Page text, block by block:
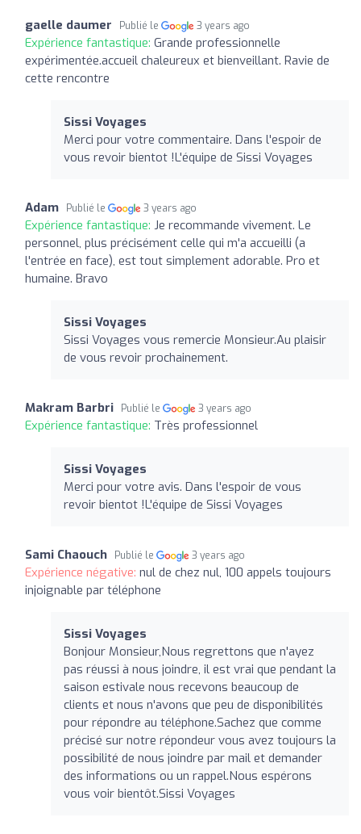
gaelle daumer Publié le 3 years ago
Expérience fantastique: Grande professionnelle
expérimentée.accueil chaleureux et bienveillant. Ravie de
cette rencontre
Sissi Voyages
Merci pour votre commentaire. Dans l'espoir de
vous revoir bientot !L'équipe de Sissi Voyages
Adam Publié le 3 years ago
Expérience fantastique: Je recommande vivement. Le
personnel, plus précisément celle qui m'a accueilli (a
l'entrée en face), est tout simplement adorable. Pro et
humaine. Bravo
Sissi Voyages
Sissi Voyages vous remercie Monsieur.Au plaisir
de vous revoir prochainement.
Makram Barbri Publié le 3 years ago
Expérience fantastique: Très professionnel
Sissi Voyages
Merci pour votre avis. Dans l'espoir de vous
revoir bientot !L'équipe de Sissi Voyages
Sami Chaouch Publié le 3 years ago
Expérience négative: nul de chez nul, 100 appels toujours
injoignable par téléphone
Sissi Voyages
Bonjour Monsieur,Nous regrettons que n'ayez
pas réussi à nous joindre, il est vrai que pendant la
saison estivale nous recevons beaucoup de
clients et nous n'avons que peu de disponibilités
pour répondre au téléphone.Sachez que comme
précisé sur notre répondeur vous avez toujours la
possibilité de nous joindre par mail et demander
des informations ou un rappel.Nous espérons
vous voir bientôt.Sissi Voyages